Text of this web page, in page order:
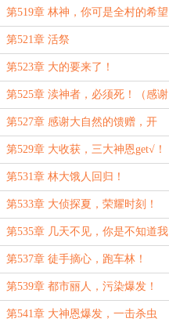
第519章 林神，你可是全村的希望
呀！
第521章 活祭
第523章 大的要来了！
第525章 渎神者，必须死！（感谢
大佬好狙击慷慨打赏盟主）
第527章 感谢大自然的馈赠，开
吃！
第529章 大收获，三大神恩get√！
第531章 林大饿人回归！
第533章 大侦探夏，荣耀时刻！
第535章 几天不见，你是不知道我
的含金量了吗？
第537章 徒手摘心，跑车林！
第539章 都市丽人，污染爆发！
第541章 大神恩爆发，一击杀虫